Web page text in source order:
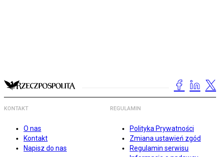
KONTAKT
O nas
Kontakt
Napisz do nas
REGULAMIN
Polityka Prywatności
Zmiana ustawień zgód
Regulamin serwisu